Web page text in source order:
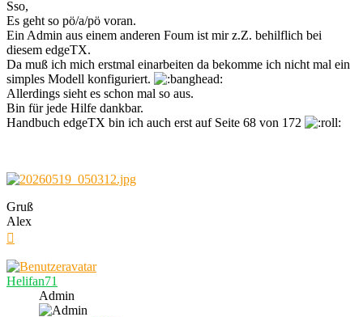
Sso,
Es geht so pö/a/pö voran.
Ein Admin aus einem anderen Foum ist mir z.Z. behilflich bei
diesem edgeTX.
Da muß ich mich erstmal einarbeiten da bekomme ich nicht mal ein
simples Modell konfiguriert.
Allerdings sieht es schon mal so aus.
Bin für jede Hilfe dankbar.
Handbuch edgeTX bin ich auch erst auf Seite 68 von 172
Gruß
Alex
Helifan71
Admin